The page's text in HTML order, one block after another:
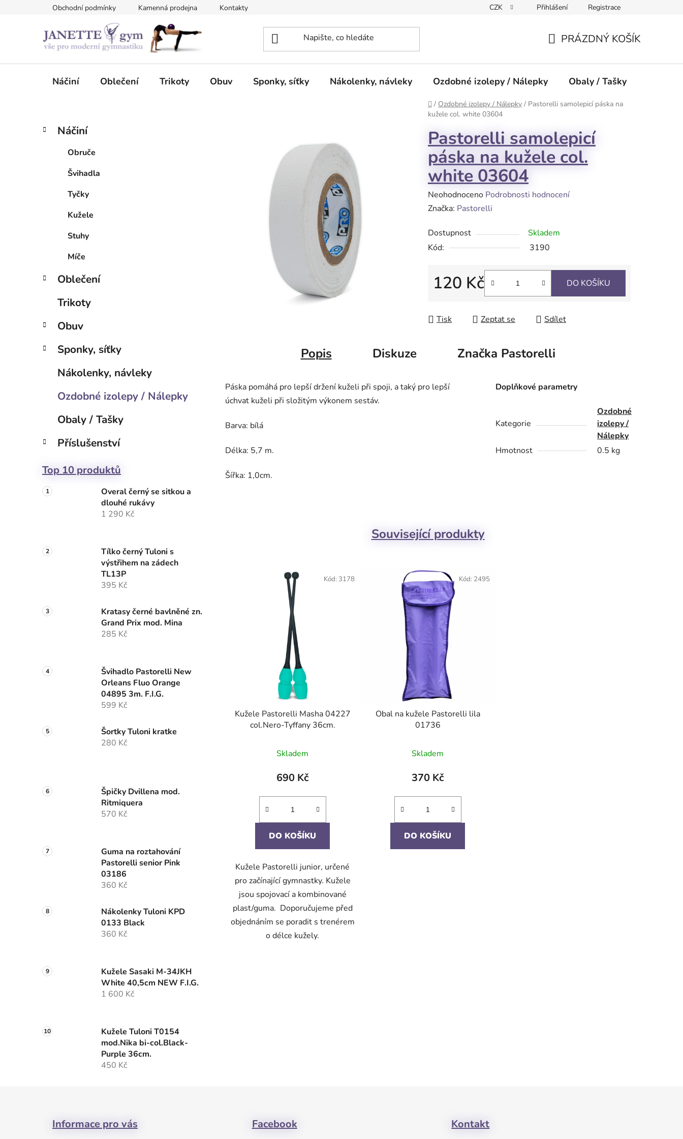
Obchodní podmínky Kamenná prodejna Kontakty CZK Přihlášení Registrace
KOŠÍK
PRÁZDNÝ KOŠÍK
Náčiní Oblečení Trikoty Obuv Sponky, síťky Nákolenky, návleky Ozdobné izolepy / Nálepky Obaly / Tašky
Domů
/ Ozdobné izolepy / Nálepky / Pastorelli samolepicí páska na
kužele col. white 03604
P
e
Přeskočit
kategorie
K
a
Náčiní
Obruče
Švihadla
Tyčky
Kužele
Stuhy
Míče
Oblečení
Trikoty
Obuv
Sponky, síťky
Nákolenky, návleky
Ozdobné izolepy / Nálepky
Obaly / Tašky
Příslušenství
Top 10 produktů
Overal černý se sitkou a
dlouhé rukávy
1 290 Kč
Tílko černý Tuloni s
výstřihem na zádech
TL13P
395 Kč
Kratasy černé bavlněné zn.
Grand Prix mod. Mina
285 Kč
Švihadlo Pastorelli New
Orleans Fluo Orange
04895 3m. F.I.G.
599 Kč
Šortky Tuloni kratke
280 Kč
Špičky Dvillena mod.
Ritmiquera
570 Kč
Guma na roztahování
Pastorelli senior Pink
03186
360 Kč
Nákolenky Tuloni KPD
0133 Black
360 Kč
Kužele Sasaki M-34JKH
White 40,5cm NEW F.I.G.
1 600 Kč
Kužele Tuloni T0154
mod.Nika bi-col.Black-
Purple 36cm.
450 Kč
Pastorelli samolepicí
páska na kužele col.
white 03604
Průměrné
hodnocení
je
0,0
hvězdiček.
Neohodnoceno Podrobnosti hodnocení
Značka: Pastorelli
Dostupnost
Skladem
Kód:
3190
120 Kč DO KOŠÍKU
Tisk Zeptat se Sdílet
Popis Diskuze Značka Pastorelli
Páska pomáhá pro lepší držení kuželi při spoji, a taký pro lepší
úchvat kuželi při složitým výkonem sestáv.
Barva: bílá
Délka: 5,7 m.
Šířka: 1,0cm.
Doplňkové parametry
Kategorie
Ozdobné
izolepy /
Nálepky
Hmotnost
0.5 kg
Související produkty
Kužele Pastorelli Masha 04227
col.Nero-Tyffany 36cm.
Skladem
690 Kč
DO KOŠÍKU
Kužele Pastorelli junior, určené
pro začínající gymnastky. Kužele
jsou spojovací a kombinované
plast/guma. Doporučujeme před
objednáním se poradit s trenérem
o délce kužely.
Kód: 3178
Obal na kužele Pastorelli lila
01736
Skladem
370 Kč
DO KOŠÍKU
Kód: 2495
Informace pro vás Facebook Kontakt